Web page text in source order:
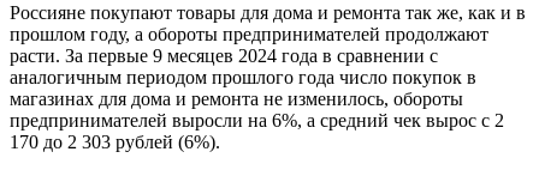
Россияне покупают товары для дома и ремонта так же, как и в
прошлом году, а обороты предпринимателей продолжают
расти. За первые 9 месяцев 2024 года в сравнении с
аналогичным периодом прошлого года число покупок в
магазинах для дома и ремонта не изменилось, обороты
предпринимателей выросли на 6%, а средний чек вырос с 2
170 до 2 303 рублей (6%).